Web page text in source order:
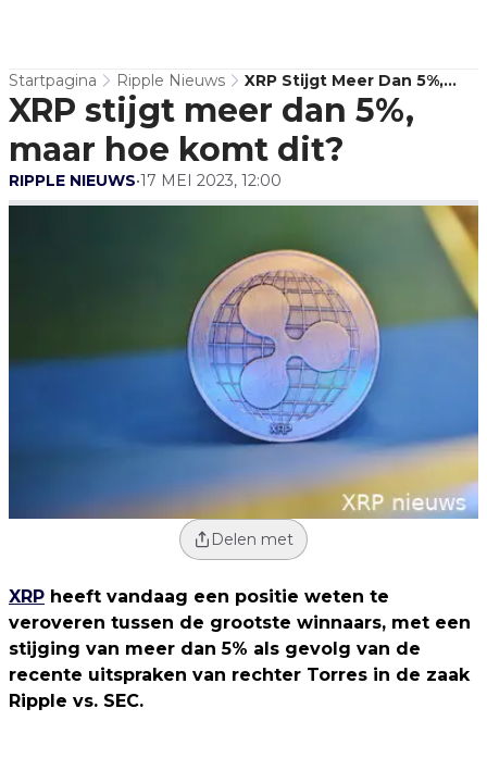
Startpagina Ripple Nieuws
XRP Stijgt Meer Dan 5%,
Maar Hoe Komt Dit?
XRP stijgt meer dan 5%,
maar hoe komt dit?
RIPPLE NIEUWS•17 MEI 2023, 12:00
Delen met
XRP heeft vandaag een positie weten te
veroveren tussen de grootste winnaars, met een
stijging van meer dan 5% als gevolg van de
recente uitspraken van rechter Torres in de zaak
Ripple vs. SEC.